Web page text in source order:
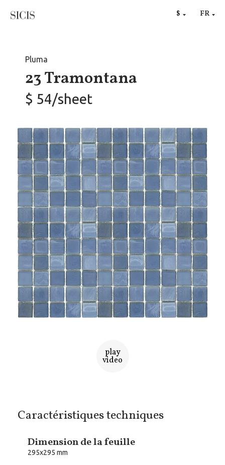
$€ FR
RU
Pluma
23 Tramontana
$ 54/sheet
play
video
Caractéristiques techniques
Dimension de la feuille
295x295 mm